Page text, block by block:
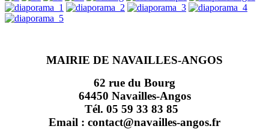
MAIRIE DE NAVAILLES-ANGOS
62 rue du Bourg
64450 Navailles-Angos
Tél. 05 59 33 83 85
Email : contact@navailles-angos.fr